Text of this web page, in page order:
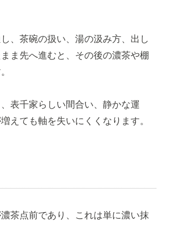
、茶碗の扱い、湯の汲み方、出し
ま先へ進むと、その後の濃茶や棚
表千家らしい間合い、静かな運
えても軸を失いにくくなります。
茶点前であり、これは単に濃い抹